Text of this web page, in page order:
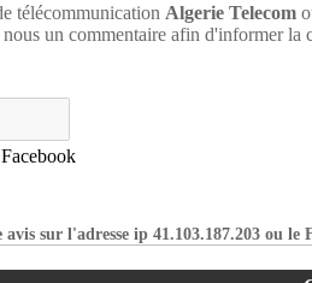
télécommunication Algerie Telecom
un commentaire afin d'informer la
Facebook
sur l'adresse ip 41.103.187.203 ou le